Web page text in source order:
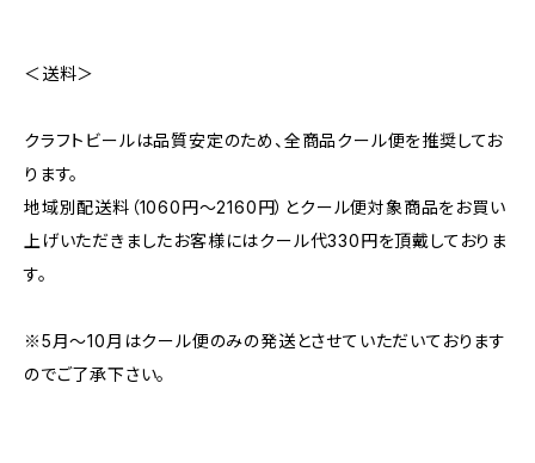
＜送料＞
クラフトビールは品質安定のため、全商品クール便を推奨してお
ります。
地域別配送料（1060円～2160円）とクール便対象商品をお買い
上げいただきましたお客様にはクール代330円を頂戴しておりま
す。
※5月～10月はクール便のみの発送とさせていただいております
のでご了承下さい。